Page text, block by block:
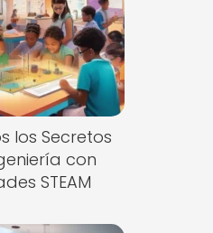
los Secretos
con
STEAM